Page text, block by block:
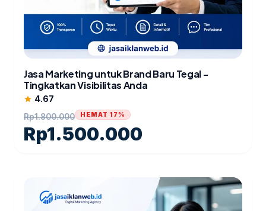
Jasa Marketing untuk Brand Baru Tegal -
Tingkatkan Visibilitas Anda
star 4.67
Rp1.800.000
Rp1.500.000
HEMAT 17%